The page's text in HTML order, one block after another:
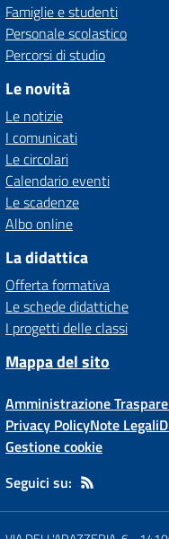
Famiglie e studenti
Personale scolastico
Percorsi di studio
Le novità
Le notizie
I comunicati
Le circolari
Calendario eventi
Le scadenze
Albo online
La didattica
Offerta formativa
Le schede didattiche
I progetti delle classi
Mappa del sito
Amministrazione
Privacy PolicyNote Legali
Gestione cookie
Seguici su: